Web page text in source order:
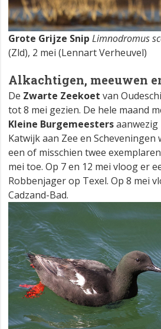
Grote Grijze Snip Limnodromus
(Zld), 2 mei (Lennart Verheuvel)
Alkachtigen, meeuwen
De Zwarte Zeekoet van
tot 8 mei gezien. De hele maand
Kleine Burgemeestersaanwezig
Katwijk aan Zee en
een of misschien twee
mei toe. Op 7 en 12 mei vloog er
Robbenjager op Texel. Op 8 mei
Cadzand-Bad.